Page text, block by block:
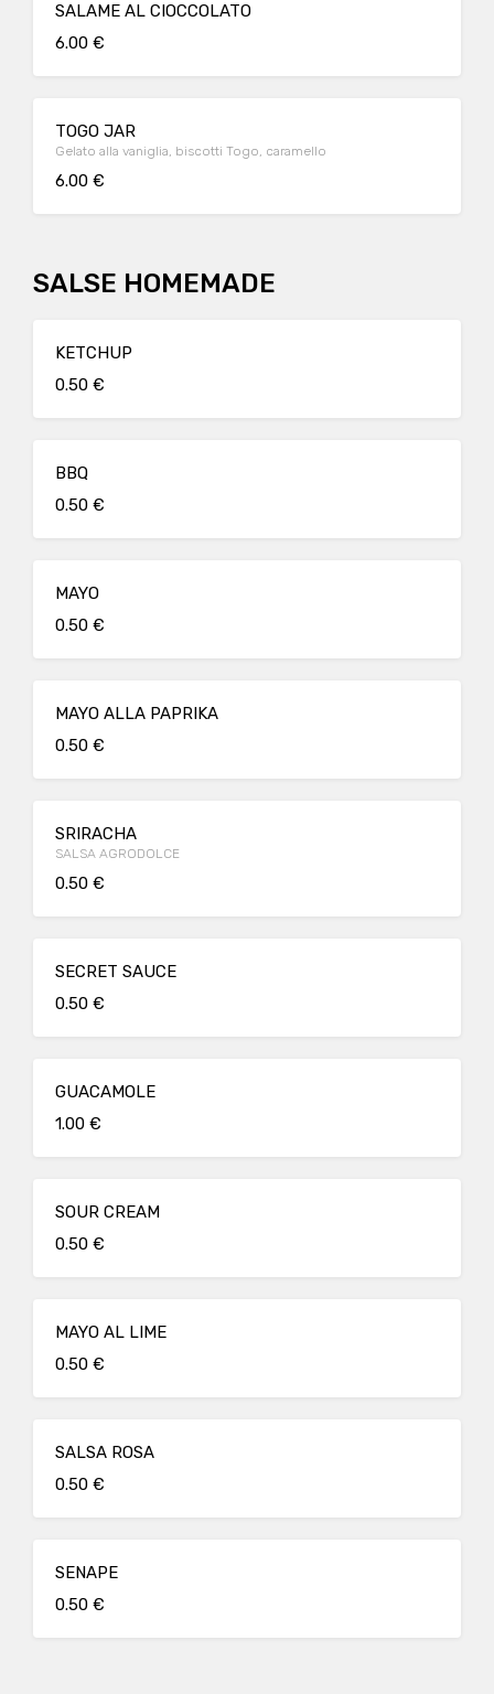
SALAME AL CIOCCOLATO
6.00 €
TOGO JAR
Gelato alla vaniglia, biscotti Togo, caramello
6.00 €
SALSE HOMEMADE
KETCHUP
0.50 €
BBQ
0.50 €
MAYO
0.50 €
MAYO ALLA PAPRIKA
0.50 €
SRIRACHA
SALSA AGRODOLCE
0.50 €
SECRET SAUCE
0.50 €
GUACAMOLE
1.00 €
SOUR CREAM
0.50 €
MAYO AL LIME
0.50 €
SALSA ROSA
0.50 €
SENAPE
0.50 €